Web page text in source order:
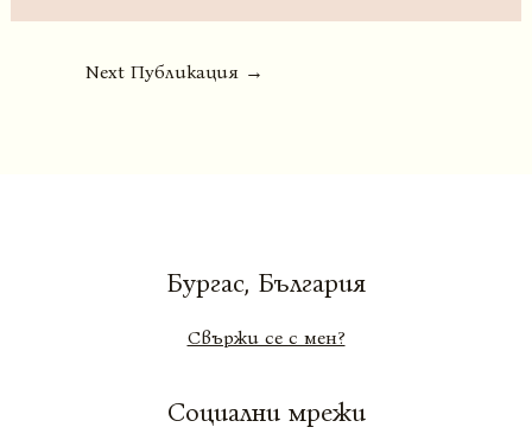
Next Публикация →
Бургас, България
Свържи се с мен?
Социални мрежи